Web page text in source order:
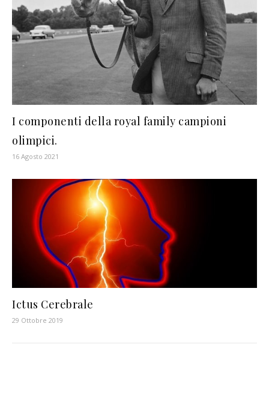
I componenti della royal family campioni
olimpici.
16 Agosto 2021
Ictus Cerebrale
29 Ottobre 2019